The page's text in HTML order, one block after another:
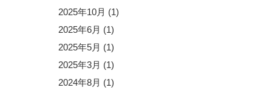
2025年10月 (1)
2025年6月 (1)
2025年5月 (1)
2025年3月 (1)
2024年8月 (1)